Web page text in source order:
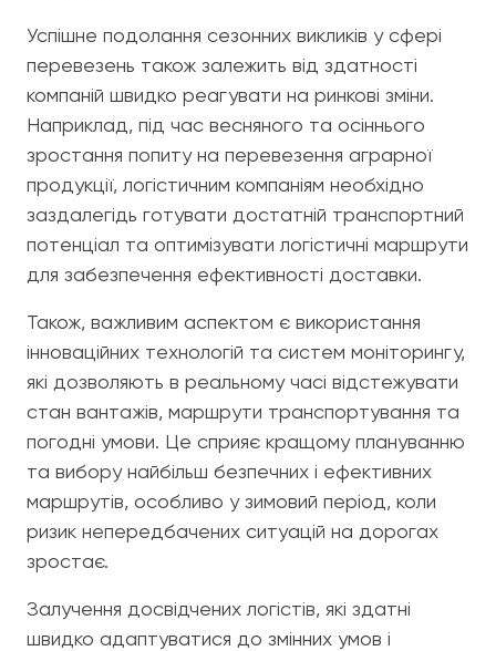
Успішне подолання сезонних викликів у сфері
перевезень також залежить від здатності
компаній швидко реагувати на ринкові зміни.
Наприклад, під час весняного та осіннього
зростання попиту на перевезення аграрної
продукції, логістичним компаніям необхідно
заздалегідь готувати достатній транспортний
потенціал та оптимізувати логістичні маршрути
для забезпечення ефективності доставки.
Також, важливим аспектом є використання
інноваційних технологій та систем моніторингу,
які дозволяють в реальному часі відстежувати
стан вантажів, маршрути транспортування та
погодні умови. Це сприяє кращому плануванню
та вибору найбільш безпечних і ефективних
маршрутів, особливо у зимовий період, коли
ризик непередбачених ситуацій на дорогах
зростає.
Залучення досвідчених логістів, які здатні
швидко адаптуватися до змінних умов і